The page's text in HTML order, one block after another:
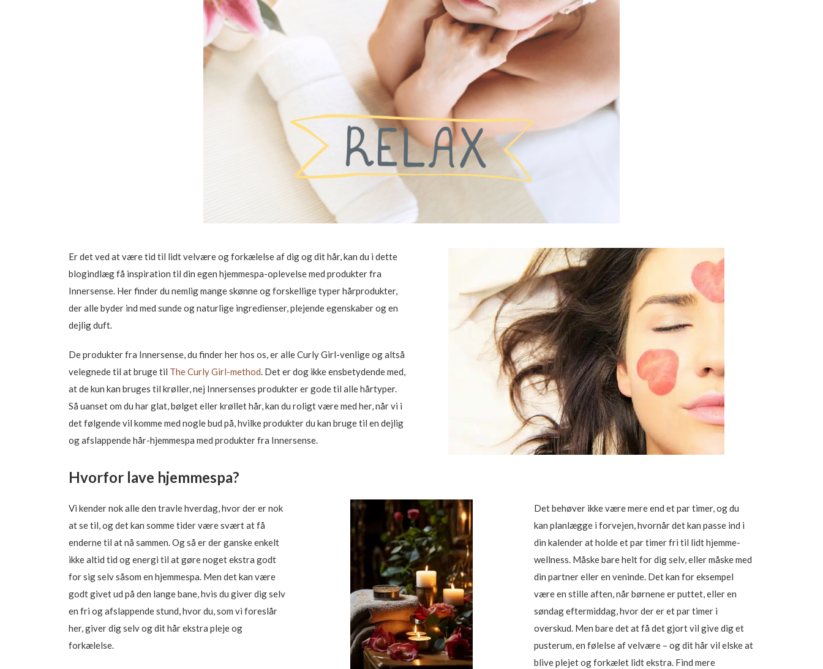
Er det ved at være tid til lidt velvære og forkælelse af dig og dit hår, kan du i dette
blogindlæg få inspiration til din egen hjemmespa-oplevelse med produkter fra
Innersense. Her finder du nemlig mange skønne og forskellige typer hårprodukter,
der alle byder ind med sunde og naturlige ingredienser, plejende egenskaber og en
dejlig duft.
De produkter fra Innersense, du finder her hos os, er alle Curly Girl-venlige og altså
velegnede til at bruge til The Curly Girl-method. Det er dog ikke ensbetydende med,
at de kun kan bruges til krøller, nej Innersenses produkter er gode til alle hårtyper.
Så uanset om du har glat, bølget eller krøllet hår, kan du roligt være med her, når vi i
det følgende vil komme med nogle bud på, hvilke produkter du kan bruge til en dejlig
og afslappende hår-hjemmespa med produkter fra Innersense.
Hvorfor lave hjemmespa?
Vi kender nok alle den travle hverdag, hvor der er nok
at se til, og det kan somme tider være svært at få
enderne til at nå sammen. Og så er der ganske enkelt
ikke altid tid og energi til at gøre noget ekstra godt
for sig selv såsom en hjemmespa. Men det kan være
godt givet ud på den lange bane, hvis du giver dig selv
en fri og afslappende stund, hvor du, som vi foreslår
her, giver dig selv og dit hår ekstra pleje og
forkælelse.
Det behøver ikke være mere end et par timer, og du
kan planlægge i forvejen, hvornår det kan passe ind i
din kalender at holde et par timer fri til lidt hjemme-
wellness. Måske bare helt for dig selv, eller måske med
din partner eller en veninde. Det kan for eksempel
være en stille aften, når børnene er puttet, eller en
søndag eftermiddag, hvor der er et par timer i
overskud. Men bare det at få det gjort vil give dig et
pusterum, en følelse af velvære – og dit hår vil elske at
blive plejet og forkælet lidt ekstra. Find mere